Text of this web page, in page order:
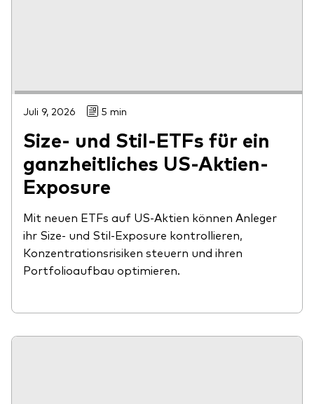
Juli 9, 2026 5 min
Size- und Stil-ETFs für ein
ganzheitliches US-Aktien-
Exposure
Mit neuen ETFs auf US-Aktien können Anleger
ihr Size- und Stil-Exposure kontrollieren,
Konzentrationsrisiken steuern und ihren
Portfolioaufbau optimieren.